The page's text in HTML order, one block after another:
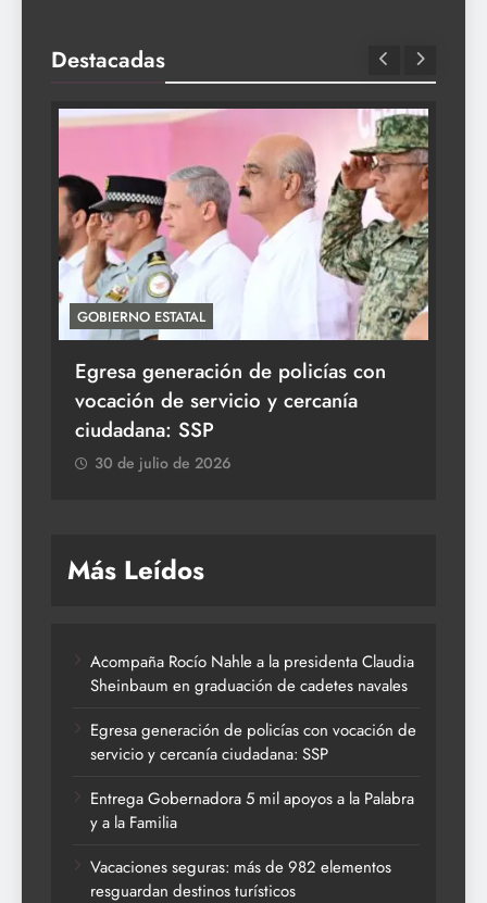
Destacadas
GOBIERNO ESTATAL
Egresa generación de policías con
vocación de servicio y cercanía
ciudadana: SSP
30 de julio de 2026
Más Leídos
Acompaña Rocío Nahle a la presidenta Claudia
Sheinbaum en graduación de cadetes navales
Egresa generación de policías con vocación de
servicio y cercanía ciudadana: SSP
Entrega Gobernadora 5 mil apoyos a la Palabra
y a la Familia
Vacaciones seguras: más de 982 elementos
resguardan destinos turísticos